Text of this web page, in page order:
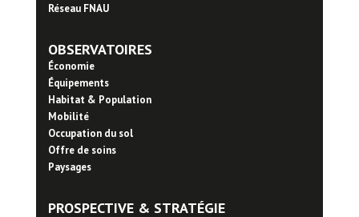
Réseau FNAU
OBSERVATOIRES
Économie
Équipements
Habitat & Population
Mobilité
Occupation du sol
Offre de soins
Paysages
PROSPECTIVE & STRATÉGIE